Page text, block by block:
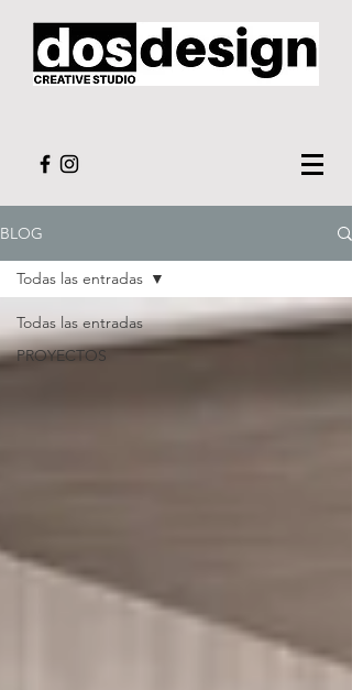
BLOG
Todas las entradas
PROYECTOS
Todas las entradas